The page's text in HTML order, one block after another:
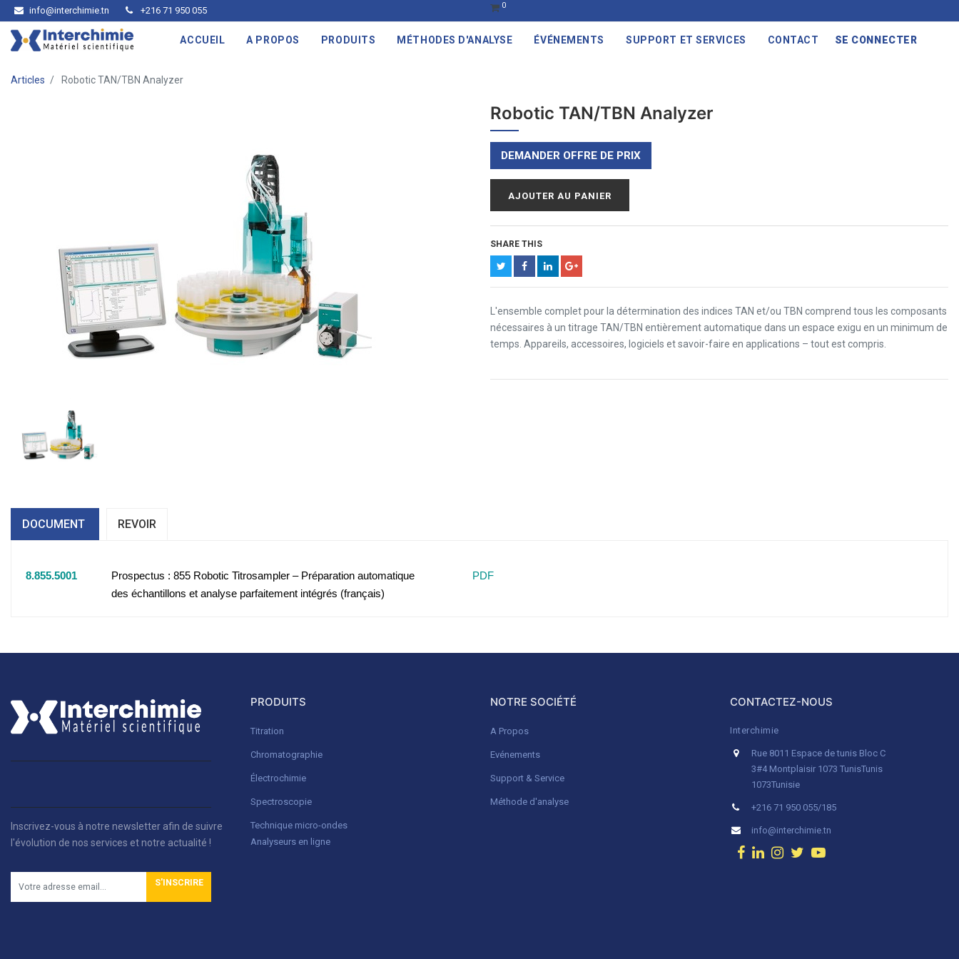
info@interchimie.tn +216 71 950 055 0
ACCUEIL A PROPOS PRODUITS MÉTHODES D'ANALYSE ÉVÉNEMENTS SUPPORT ET SERVICES CONTACT SE CONNECTER
Articles Robotic TAN/TBN Analyzer
Robotic TAN/TBN Analyzer
DEMANDER OFFRE DE PRIX
AJOUTER AU PANIER
SHARE THIS
L'ensemble complet pour la détermination des indices TAN et/ou TBN comprend tous les composants
nécessaires à un titrage TAN/TBN entièrement automatique dans un espace exigu en un minimum de
temps. Appareils, accessoires, logiciels et savoir-faire en applications – tout est compris.
DOCUMENT REVOIR
8.855.5001
Prospectus : 855 Robotic Titrosampler – Préparation automatique
des échantillons et analyse parfaitement intégrés (français)
PDF
Inscrivez-vous à notre newsletter afin de suivre
l'évolution de nos services et notre actualité !
S'INSCRIRE
PRODUITS
Titration
Chromatographie
Électrochimie
Spectroscopie
Technique micro-ondes
Analyseurs en ligne
NOTRE SOCIÉTÉ
A Propos
Evénements
Support & Service
Méthode d'analyse
CONTACTEZ-NOUS
Interchimie
Rue 8011 Espace de tunis Bloc C
3#4 Montplaisir 1073 TunisTunis
1073Tunisie
+216 71 950 055/185
info@interchimie.tn